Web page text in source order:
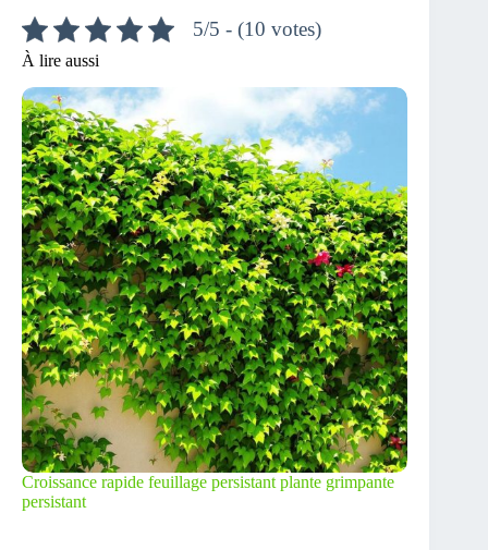
5/5 - (10 votes)
À lire aussi
Croissance rapide feuillage persistant plante grimpante
persistant